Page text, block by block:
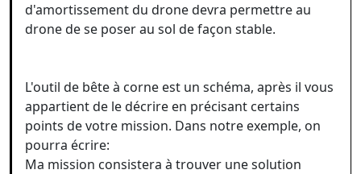
d'amortissement du drone devra permettre au
drone de se poser au sol de façon stable.
L'outil de bête à corne est un schéma, après il vous
appartient de le décrire en précisant certains
points de votre mission. Dans notre exemple, on
pourra écrire:
Ma mission consistera à trouver une solution